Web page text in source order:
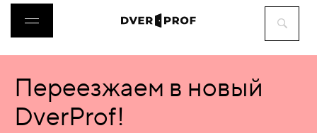
ДВЕРИ
ФУРНИТУРА
Переезжаем в новый
DverProf!